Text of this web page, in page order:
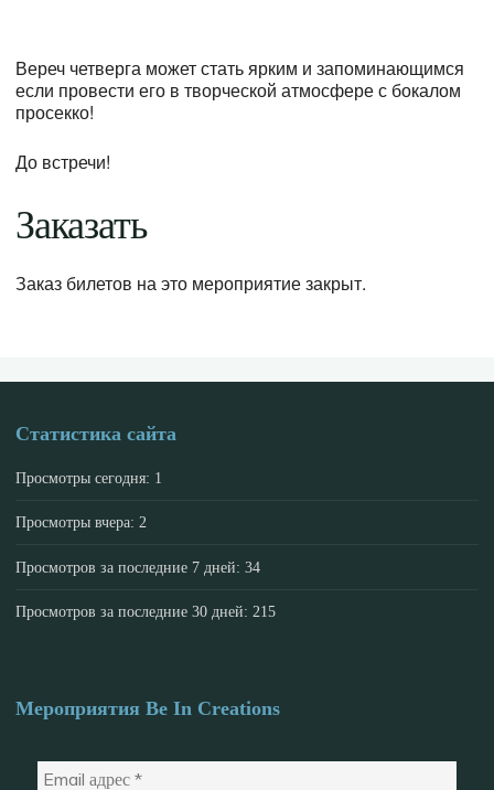
Вереч четверга может стать ярким и запоминающимся
если провести его в творческой атмосфере с бокалом
просекко!
До встречи!
Заказать
Заказ билетов на это мероприятие закрыт.
Статистика сайта
Просмотры сегодня: 1
Просмотры вчера: 2
Просмотров за последние 7 дней:34
Просмотров за последние 30 дней: 215
Мероприятия Be In Creations